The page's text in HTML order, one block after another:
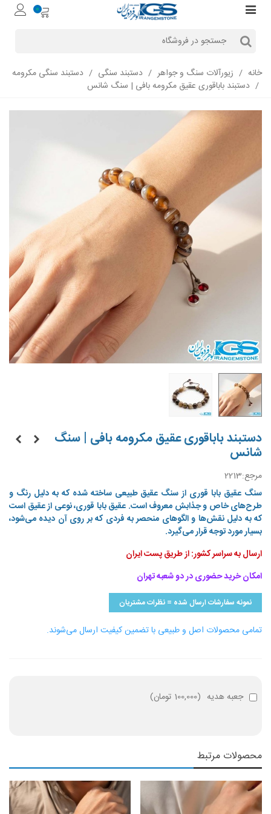
0
خانه / زیورآلات سنگ و جواهر / دستبند سنگی / دستبند سنگی مکرومه‌
/ دستبند باباقوری عقیق مکرومه بافی | سنگ شانس
دستبند باباقوری عقیق مکرومه بافی | سنگ
شانس
مرجع:2213
سنگ عقیق بابا قوری از سنگ عقیق طبیعی ساخته شده که به دلیل رنگ و
طرح‌های خاص و جذابش معروف است. عقیق بابا قوری، نوعی از عقیق است
که به دلیل نقش‌ها و الگوهای منحصر به فردی که بر روی آن دیده می‌شود،
بسیار مورد توجه قرار می‌گیرد.
ارسال به سراسر کشور: از طریق پست ایران
امکان خرید حضوری در دو شعبه تهران
نمونه سفارشات ارسال شده = نظرات مشتریان
تمامی محصولات اصل و طبیعی با تضمین کیفیت ارسال می‌شوند.
جعبه هدیه (100,000 تومان )
محصولات مرتبط